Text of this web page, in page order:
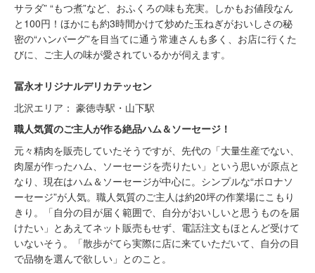
サラダ” “もつ煮”など、おふくろの味も充実。しかもお値段なん
と100円！ほかにも約3時間かけて炒めた玉ねぎがおいしさの秘
密の“ハンバーグ”を目当てに通う常連さんも多く、お店に行くた
びに、ご主人の味が愛されているかが伺えます。
冨永オリジナルデリカテッセン
北沢エリア： 豪徳寺駅・山下駅
職人気質のご主人が作る絶品ハム＆ソーセージ！
元々精肉を販売していたそうですが、先代の「大量生産でない、
肉屋が作ったハム、ソーセージを売りたい」という思いが原点と
なり、現在はハム＆ソーセージが中心に。シンプルな“ボロナソ
ーセージ”が人気。職人気質のご主人は約20坪の作業場にこもり
きり。「自分の目が届く範囲で、自分がおいしいと思うものを届
けたい」とあえてネット販売もせず、電話注文もほとんど受けて
いないそう。「散歩がてら実際に店に来ていただいて、自分の目
で品物を選んで欲しい」とのこと。